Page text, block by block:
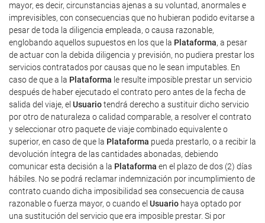
mayor, es decir, circunstancias ajenas a su voluntad, anormales e
imprevisibles, con consecuencias que no hubieran podido evitarse a
pesar de toda la diligencia empleada, o causa razonable,
englobando aquellos supuestos en los que la Plataforma, a pesar
de actuar con la debida diligencia y previsión, no pudiera prestar los
servicios contratados por causas que no le sean imputables. En
caso de que a la Plataforma le resulte imposible prestar un servicio
después de haber ejecutado el contrato pero antes de la fecha de
salida del viaje, el Usuariotendrá derecho a sustituir dicho servicio
por otro de naturaleza o calidad comparable, a resolver el contrato
y seleccionar otro paquete de viaje combinado equivalente o
superior, en caso de que la Plataforma pueda prestarlo, o a recibir la
devolución íntegra de las cantidades abonadas, debiendo
comunicar esta decisión a la Plataforma en el plazo de dos (2) días
hábiles. No se podrá reclamar indemnización por incumplimiento de
contrato cuando dicha imposibilidad sea consecuencia de causa
razonable o fuerza mayor, o cuando el Usuario haya optado por
una sustitución del servicio que era imposible prestar. Si por